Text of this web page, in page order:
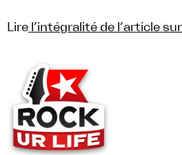
Lire l’intégralité de l’article